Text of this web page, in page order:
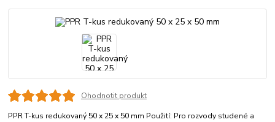
Ohodnotit produkt
PPR T-kus redukovaný 50 x 25 x 50 mm Použití: Pro rozvody studené a